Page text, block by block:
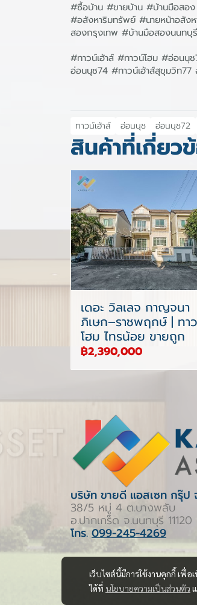
#ซื้อบ้าน #ขายบ้าน #บ้านมือสอ
#อสังหาริมทรัพย์ #นายหน้าอสัง
สองกรุงเทพ #บ้านมือสองนนทบุ
#ทาวน์เฮ้าส์ #ทาวน์โฮม #อ่อนนุ
อ่อนนุช74 #ทาวน์เฮ้าส์สุขุมวิท
ทาวน์เฮ้าส์ อ่อนนุช อ่อนนุช72
สินค้าที่เกี่ยว
เดอะ วิลเลจ กาญจนา
ภิเษก–ราชพฤกษ์ | ทา
โฮม ไทรน้อย ขายถูก
฿2,390,000
เว็บไซต์นี้มีการใช้งานคุกกี้ เพื่
ได้ที่ นโยบายความเป็นส่วนตัว
บริษัท ขายดี แอสเซท กรุ๊ป
38/5 หมู่ 4 ต.บางพลับ
อ.ปากเกร็ด จ.นนทบุรี 11120
โทร. 099-245-4269